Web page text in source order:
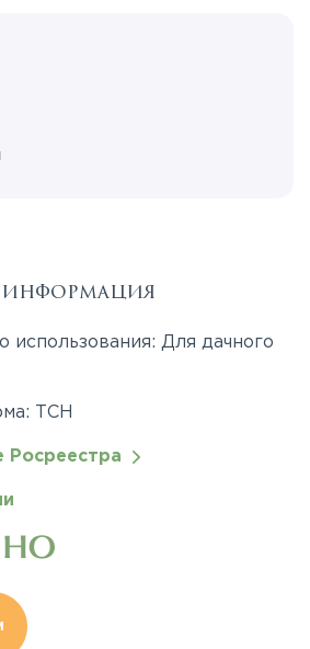
использования: Для дачного
ТСН
Росреестра